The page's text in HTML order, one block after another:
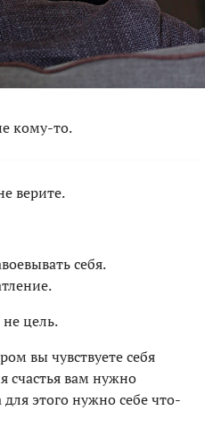
кому-то.
верите.
себя.
не цель.
вы чувствуете себя
счастья вам нужно
этого нужно себе что-